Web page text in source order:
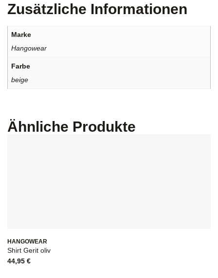
Zusätzliche Informationen
Marke
Hangowear
Farbe
beige
Ähnliche Produkte
HANGOWEAR
Shirt Gerit oliv
44,95 €